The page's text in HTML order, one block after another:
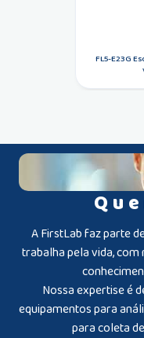
FL5-E23G Escalpe para coleta de sangue a
A FirstLab faz parte
trabalha pela vida, com
Nossa expertise é
equipamentos para
para coleta